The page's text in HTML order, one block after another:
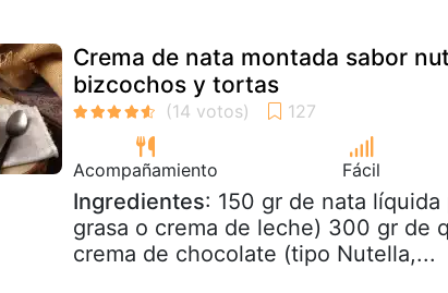
Crema de nata montada sabor
bizcochos y tortas
Acompañamiento Fácil
Ingredientes: 150 gr de nata
grasa o crema de leche) 300 gr de
crema de chocolate (tipo Nutella,...